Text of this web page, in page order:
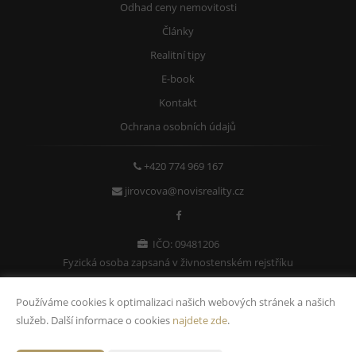
Odhad ceny nemovitosti
Články
Realitní tipy
E-book
Kontakt
Ochrana osobních údajů
+420 774 969 167
jirovcova@novisreality.cz
IČO: 09481206
Fyzická osoba zapsaná v živnostenském rejstříku
Používáme cookies k optimalizaci našich webových stránek a našich
služeb. Další informace o cookies najdete zde.